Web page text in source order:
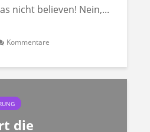
nicht believen! Nein,...
Kommentare
die